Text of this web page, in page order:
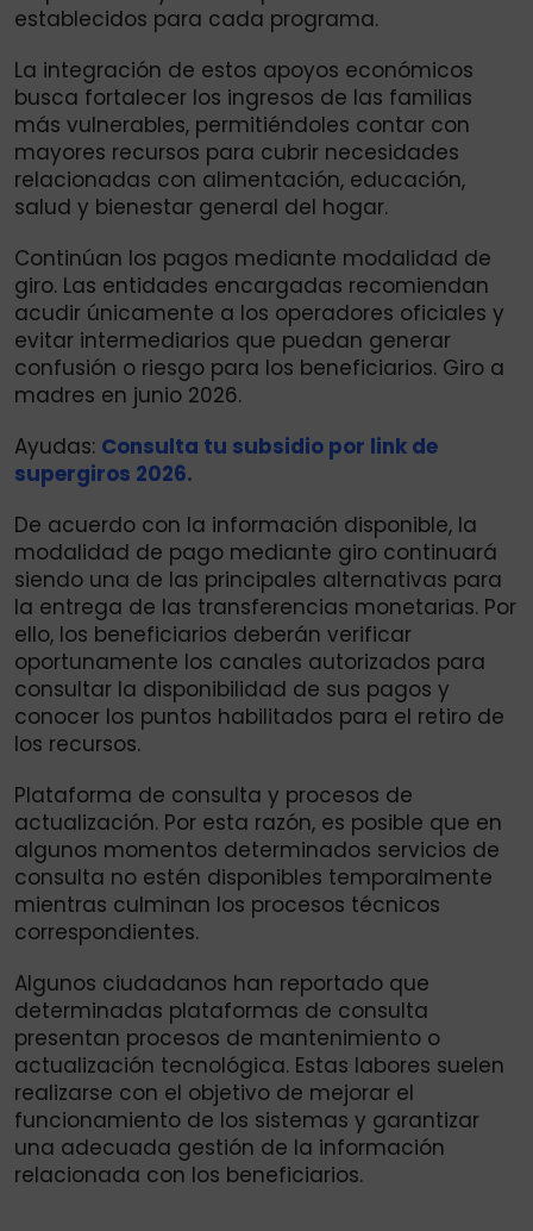
establecidos para cada programa.
La integración de estos apoyos económicos
busca fortalecer los ingresos de las familias
más vulnerables, permitiéndoles contar con
mayores recursos para cubrir necesidades
relacionadas con alimentación, educación,
salud y bienestar general del hogar.
Continúan los pagos mediante modalidad de
giro. Las entidades encargadas recomiendan
acudir únicamente a los operadores oficiales y
evitar intermediarios que puedan generar
confusión o riesgo para los beneficiarios. Giro a
madres en junio 2026.
Ayudas: Consulta tu subsidio por link de
supergiros 2026.
De acuerdo con la información disponible, la
modalidad de pago mediante giro continuará
siendo una de las principales alternativas para
la entrega de las transferencias monetarias. Por
ello, los beneficiarios deberán verificar
oportunamente los canales autorizados para
consultar la disponibilidad de sus pagos y
conocer los puntos habilitados para el retiro de
los recursos.
Plataforma de consulta y procesos de
actualización. Por esta razón, es posible que en
algunos momentos determinados servicios de
consulta no estén disponibles temporalmente
mientras culminan los procesos técnicos
correspondientes.
Algunos ciudadanos han reportado que
determinadas plataformas de consulta
presentan procesos de mantenimiento o
actualización tecnológica. Estas labores suelen
realizarse con el objetivo de mejorar el
funcionamiento de los sistemas y garantizar
una adecuada gestión de la información
relacionada con los beneficiarios.